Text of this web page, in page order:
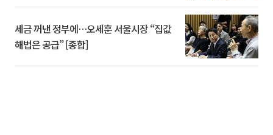
세금 꺼낸 정부에…오세훈 서울시장 “집값
해법은 공급” [종합]